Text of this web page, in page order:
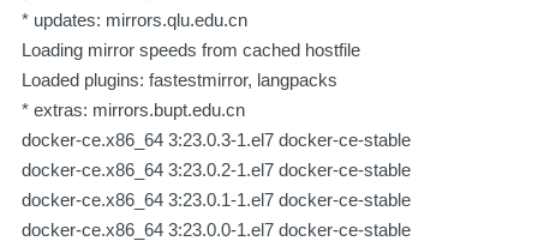
* updates: mirrors.qlu.edu.cn
Loading mirror speeds from cached hostfile
Loaded plugins: fastestmirror, langpacks
* extras: mirrors.bupt.edu.cn
docker-ce.x86_64 3:23.0.3-1.el7 docker-ce-stable
docker-ce.x86_64 3:23.0.2-1.el7 docker-ce-stable
docker-ce.x86_64 3:23.0.1-1.el7 docker-ce-stable
docker-ce.x86_64 3:23.0.0-1.el7 docker-ce-stable